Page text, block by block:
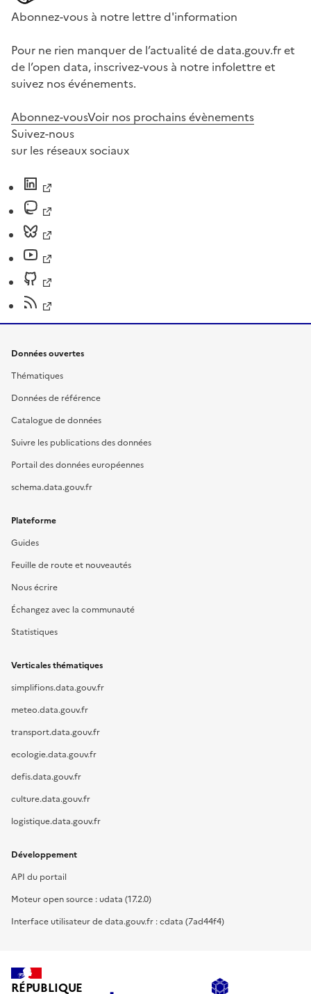
Abonnez-vous à notre lettre d'information
Pour ne rien manquer de l’actualité de data.gouv.fr et
de l’open data, inscrivez-vous à notre infolettre et
suivez nos événements.
Abonnez-vousVoir nos prochains évènements
Suivez-nous
sur les réseaux sociaux
Données ouvertes
Thématiques
Données de référence
Catalogue de données
Suivre les publications des données
Portail des données européennes
schema.data.gouv.fr
Plateforme
Guides
Feuille de route et nouveautés
Nous écrire
Échangez avec la communauté
Statistiques
Verticales thématiques
simplifions.data.gouv.fr
meteo.data.gouv.fr
transport.data.gouv.fr
ecologie.data.gouv.fr
defis.data.gouv.fr
culture.data.gouv.fr
logistique.data.gouv.fr
Développement
API du portail
Moteur open source : udata (17.2.0)
Interface utilisateur de data.gouv.fr : cdata (7ad44f4)
RÉPUBLIQUE